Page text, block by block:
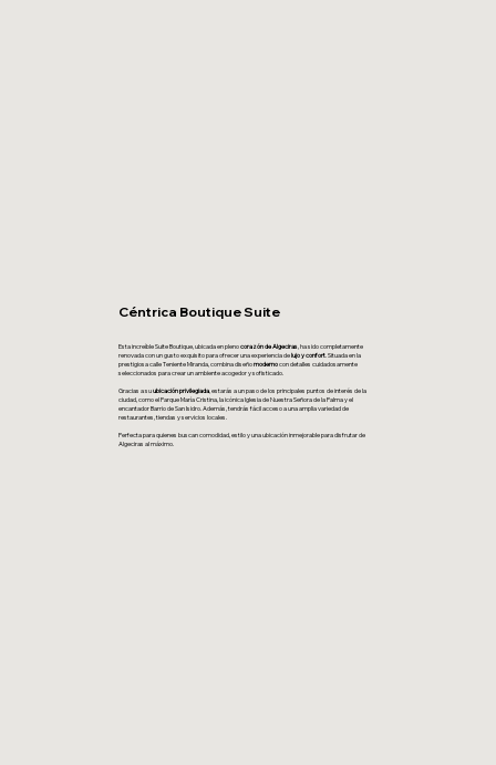
Céntrica Boutique Suite
Esta increíble Suite Boutique, ubicada en plenocorazón de Algeciras , ha sido completamente
renovada con un gusto exquisito para ofrecer una experiencia delujo y confort. Situada en la
prestigiosa calle Teniente Miranda, combina diseñomodernocon detalles cuidadosamente
seleccionados para crear un ambiente acogedor y sofisticado.
Gracias a suubicación privilegiada, estarás a un paso de los principales puntos de interés de la
ciudad, como el Parque María Cristina, la icónica Iglesia de Nuestra Señora de la Palma y el
encantador Barrio de San Isidro. Además, tendrás fácil acceso a una amplia variedad de
restaurantes, tiendas y servicios locales.
Perfecta para quienes buscan comodidad, estilo y una ubicación inmejorable para disfrutar de
Algeciras al máximo.